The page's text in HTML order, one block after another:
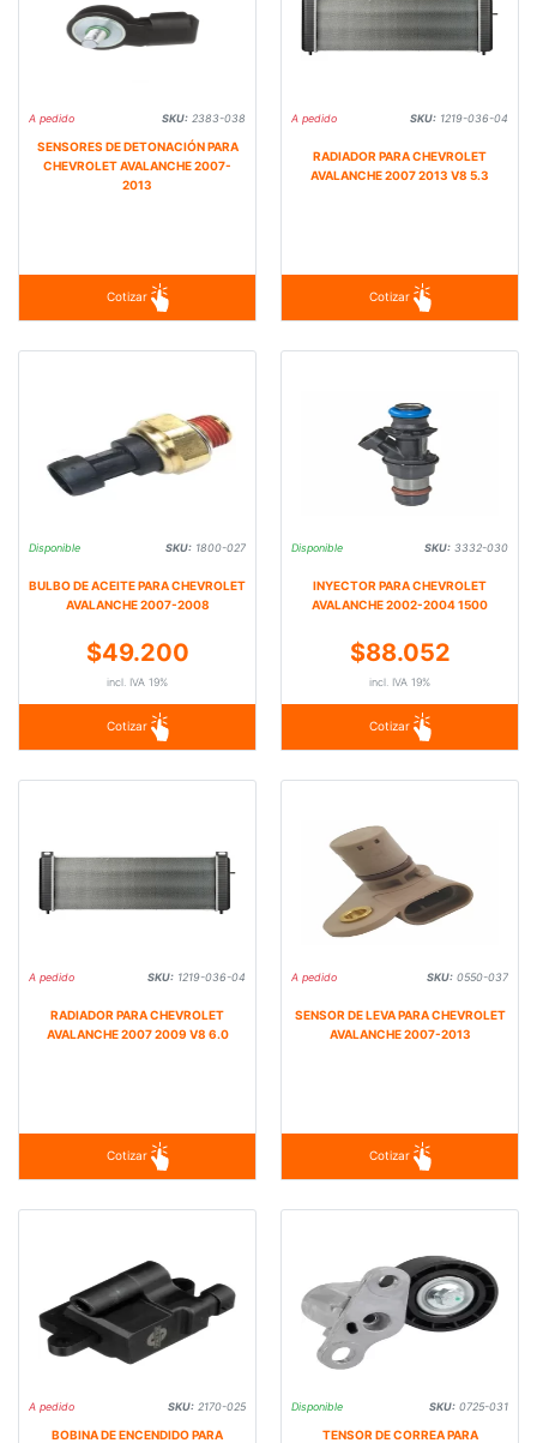
A pedido SKU: 2383-038
SENSORES DE DETONACIÓN PARA
CHEVROLET AVALANCHE 2007-
2013
Cotizar
A pedido SKU: 1219-036-04
RADIADOR PARA CHEVROLET
AVALANCHE 2007 2013 V8 5.3
Cotizar
Disponible SKU: 1800-027
BULBO DE ACEITE PARA CHEVROLET
AVALANCHE 2007-2008
$49.200
incl. IVA 19%
Cotizar
Disponible SKU: 3332-030
INYECTOR PARA CHEVROLET
AVALANCHE 2002-2004 1500
$88.052
incl. IVA 19%
Cotizar
A pedido SKU: 1219-036-04
RADIADOR PARA CHEVROLET
AVALANCHE 2007 2009 V8 6.0
Cotizar
A pedido SKU: 0550-037
SENSOR DE LEVA PARA CHEVROLET
AVALANCHE 2007-2013
Cotizar
A pedido SKU: 2170-025
BOBINA DE ENCENDIDO PARA
Disponible SKU: 0725-031
TENSOR DE CORREA PARA